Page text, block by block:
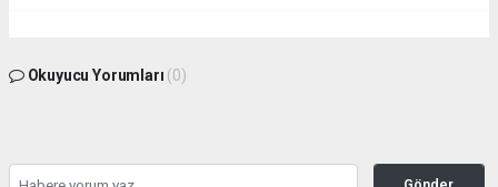
Okuyucu Yorumları (0)